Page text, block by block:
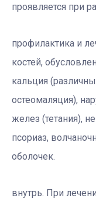
проявляется при
профилактика и
костей,
кальция
остеомаляция),
желез (тетания),
псориаз,
оболочек.
внутрь. При